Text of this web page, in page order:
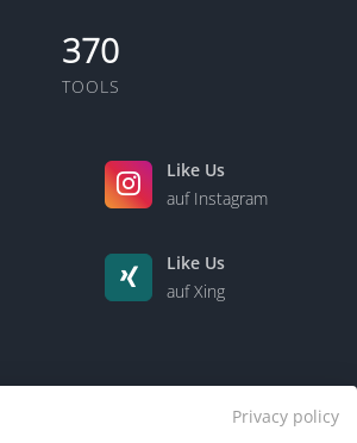
370
TOOLS
Like Us
auf Instagram
Like Us
auf Xing
Privacy policy